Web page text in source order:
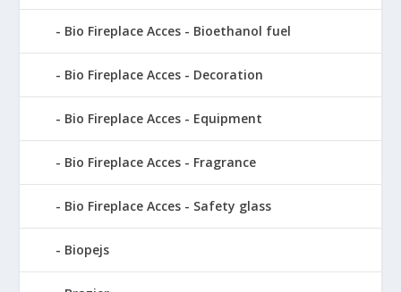
Bio Fireplace Acces - Bioethanol fuel
Bio Fireplace Acces - Decoration
Bio Fireplace Acces - Equipment
Bio Fireplace Acces - Fragrance
Bio Fireplace Acces - Safety glass
Biopejs